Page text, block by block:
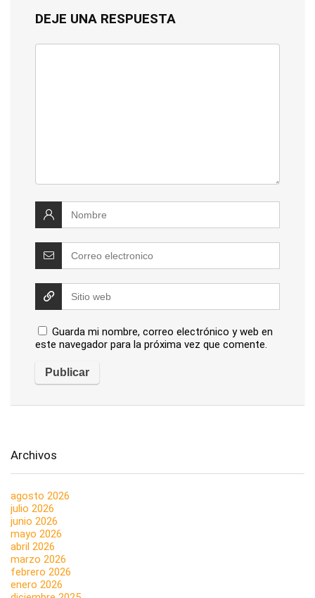
DEJE UNA RESPUESTA
Guarda mi nombre, correo electrónico y web en
este navegador para la próxima vez que comente.
Archivos
agosto 2026
julio 2026
junio 2026
mayo 2026
abril 2026
marzo 2026
febrero 2026
enero 2026